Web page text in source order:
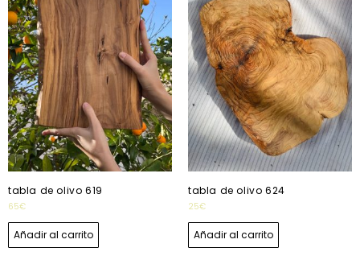
tabla de olivo 619
65€
Añadir al carrito
tabla de olivo 624
25€
Añadir al carrito